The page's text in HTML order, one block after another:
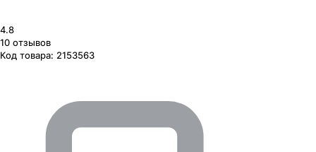
4.8
10 отзывов
Код товара: 2153563